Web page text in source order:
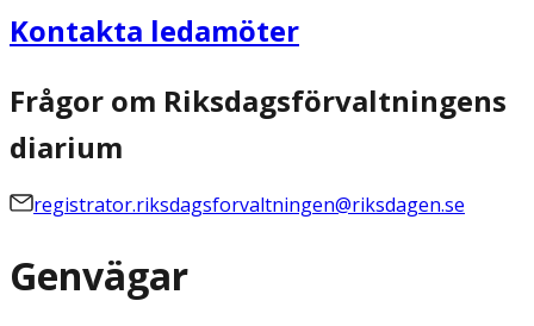
Kontakta ledamöter
Frågor om Riksdagsförvaltningens
diarium
registrator.riksdagsforvaltningen@riksdagen.se
Genvägar